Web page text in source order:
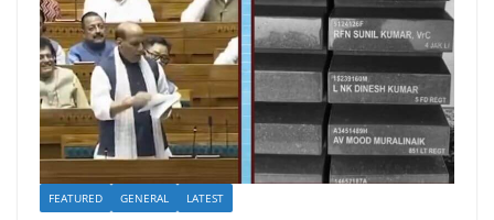
FEATURED GENERAL LATEST